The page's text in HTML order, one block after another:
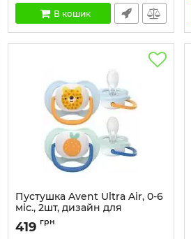
В кошик
Пустушка Avent Ultra Air, 0-6
міс., 2шт, дизайн для
хлопчиків.
Артикул:
419 грн